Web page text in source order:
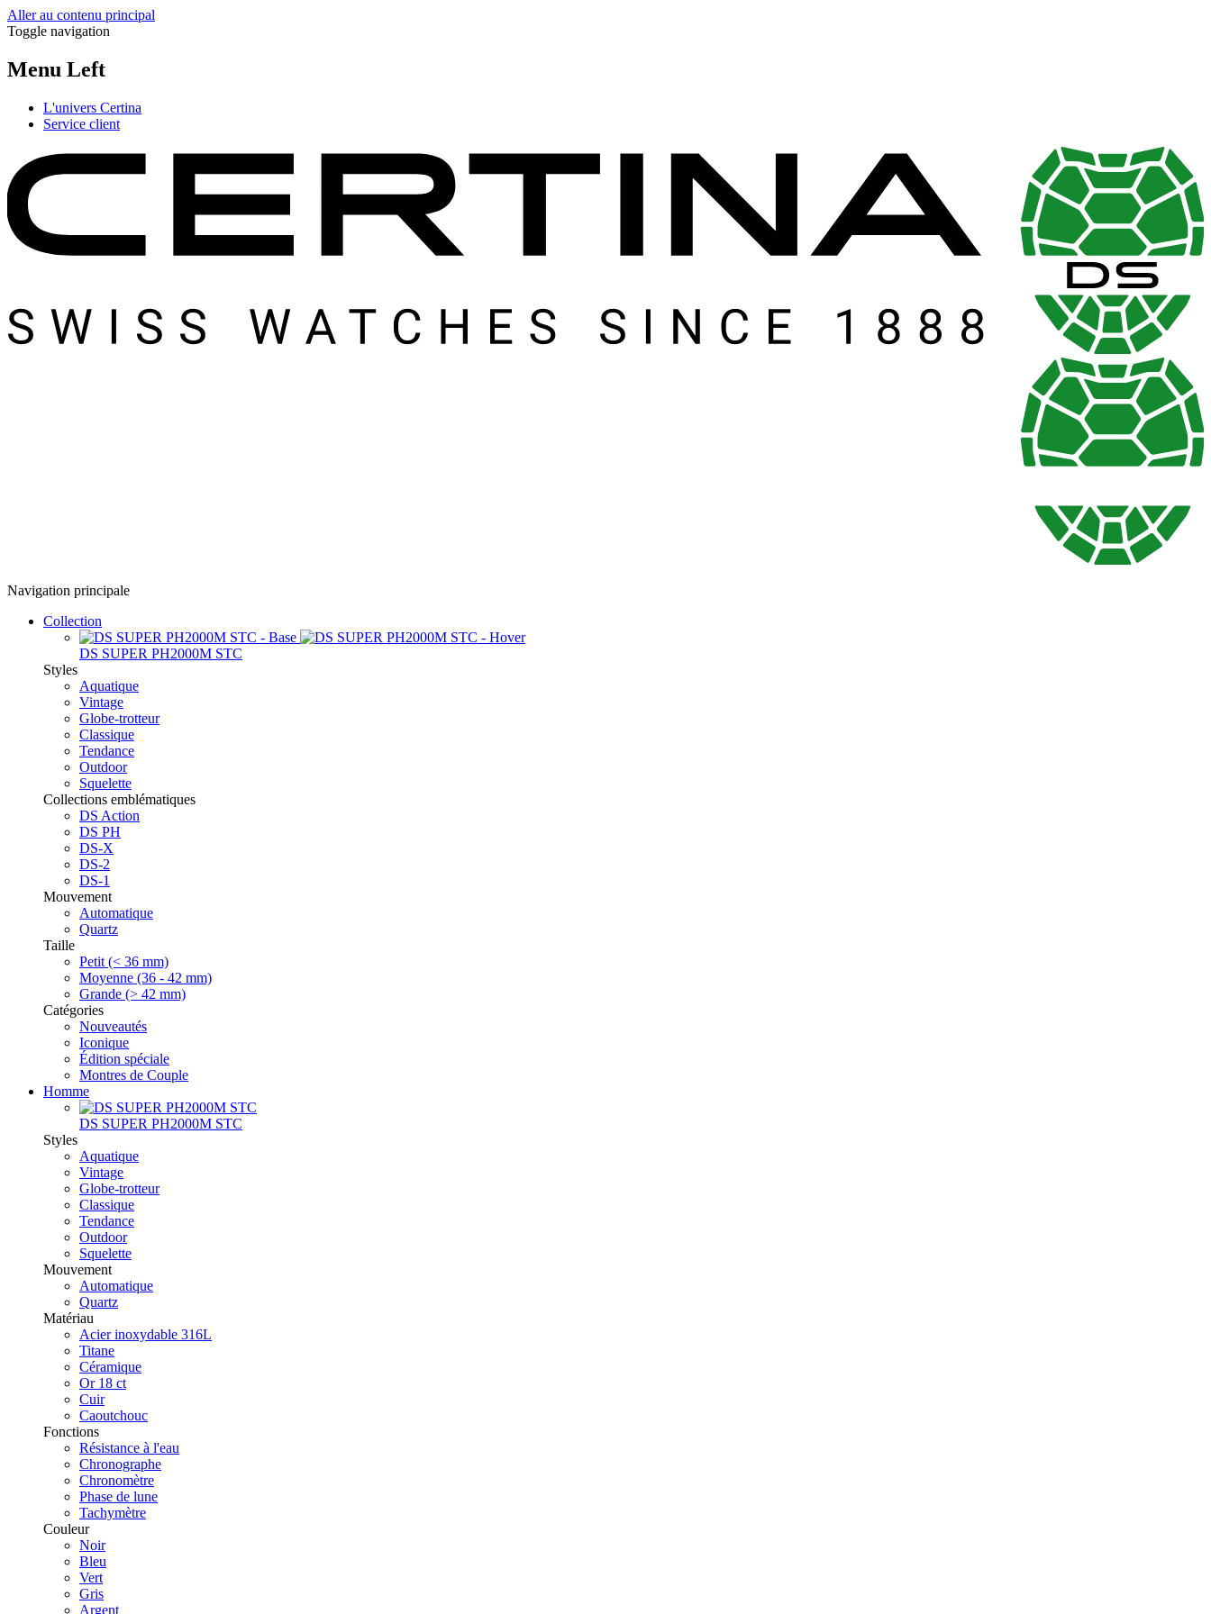
Aller au contenu principal
Toggle navigation
Menu Left
L'univers Certina
Service client
Navigation principale
Collection
DS SUPER PH2000M STC
Styles
Aquatique
Vintage
Globe-trotteur
Classique
Tendance
Outdoor
Squelette
Collections emblématiques
DS Action
DS PH
DS-X
DS-2
DS-1
Mouvement
Automatique
Quartz
Taille
Petit (< 36 mm)
Moyenne (36 - 42 mm)
Grande (> 42 mm)
Catégories
Nouveautés
Iconique
Édition spéciale
Montres de Couple
Homme
DS SUPER PH2000M STC
Styles
Aquatique
Vintage
Globe-trotteur
Classique
Tendance
Outdoor
Squelette
Mouvement
Automatique
Quartz
Matériau
Acier inoxydable 316L
Titane
Céramique
Or 18 ct
Cuir
Caoutchouc
Fonctions
Résistance à l'eau
Chronographe
Chronomètre
Phase de lune
Tachymètre
Couleur
Noir
Bleu
Vert
Gris
Argent